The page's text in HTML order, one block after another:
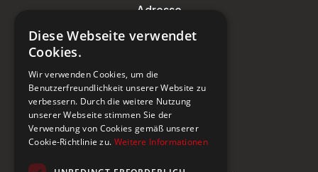
Adresse
Steinburg Group GmbH
CH-5466 Kaiserstuhl
+41 43 433 00 25
Diese Webseite verwendet
Cookies.
Wir verwenden Cookies, um die
Benutzerfreundlichkeit unserer Website zu
verbessern. Durch die weitere Nutzung
unserer Webseite stimmen Sie der
Verwendung von Cookies gemäß unserer
Cookie-Richtlinie zu. Weitere Informationen